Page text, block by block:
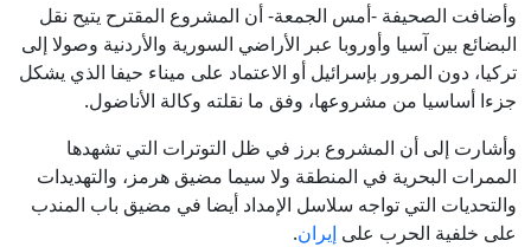
وأضافت الصحيفة -أمس الجمعة- أن المشروع المقترح يتيح نقل
البضائع بين آسيا وأوروبا عبر الأراضي السورية والأردنية وصولا إلى
تركيا، دون المرور بإسرائيل أو الاعتماد على ميناء حيفا الذي يشكل
جزءا أساسيا من مشروعها، وفق ما نقلته وكالة الأناضول.
وأشارت إلى أن المشروع برز في ظل التوترات التي تشهدها
الممرات البحرية في المنطقة ولا سيما مضيق هرمز، والتهديدات
والتحديات التي تواجه سلاسل الإمداد أيضا في مضيق باب المندب
على خلفية الحرب على إيران.